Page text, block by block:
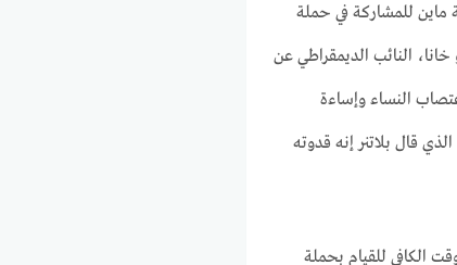
ماين للمشاركة في حملة
النائب الديمقراطي عن
النساء وإساءة
قال بلاتنر إنه قدوته
الكافي للقيام بحملة